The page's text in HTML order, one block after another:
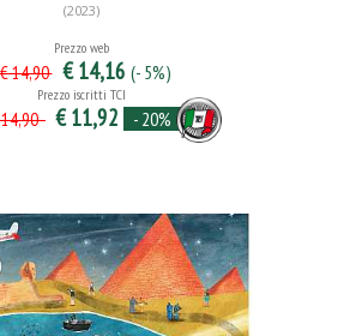
(2023)
Prezzo web
14,90 € 14,16 (- 5%)
Prezzo iscritti TCI
€ 11,92 - 20%